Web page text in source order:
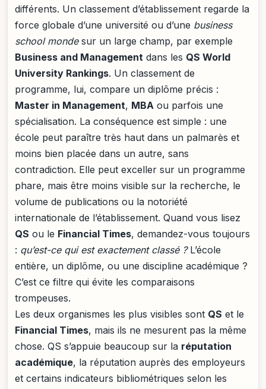
différents. Un classement d’établissement regarde la
force globale d’une université ou d’une business
school mondesur un large champ, par exemple
Business and Management dans les QS World
University Rankings. Un classement de
programme, lui, compare un diplôme précis :
Master in Management, MBA ou parfois une
spécialisation. La conséquence est simple : une
école peut paraître très haut dans un palmarès et
moins bien placée dans un autre, sans
contradiction. Elle peut exceller sur un programme
phare, mais être moins visible sur la recherche, le
volume de publications ou la notoriété
internationale de l’établissement. Quand vous lisez
QS ou le Financial Times, demandez-vous toujours
: qu’est-ce qui est exactement classé ?L’école
entière, un diplôme, ou une discipline académique ?
C’est ce filtre qui évite les comparaisons
trompeuses.
Les deux organismes les plus visibles sont QS et le
Financial Times, mais ils ne mesurent pas la même
chose. QS s’appuie beaucoup sur la réputation
académique, la réputation auprès des employeurs
et certains indicateurs bibliométriques selon les